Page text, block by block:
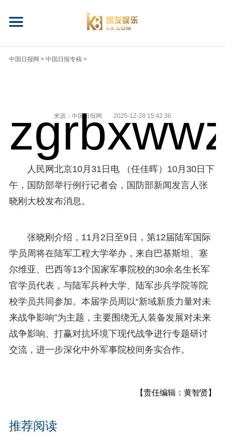
中国日报网 > 中国日报专稿 >
来源：中国日报网 2025-12-28 15:42:36
人民网北京10月31日电 （任佳晖）10月30日下
午，国防部举行例行记者会，国防部新闻发言人张
晓刚大校发布消息。
张晓刚介绍，11月2日至9日，第12届陆军国际
学员周将在陆军工程大学举办，来自巴基斯坦、塞
尔维亚、巴西等13个国家军事院校的30余名生长军
官学员代表，与陆军兵种大学、陆军步兵学院等院
校学员共同参加。本届学员周以“新域新质力量对未
来战争影响”为主题，主要围绕无人装备发展对未来
战争影响、打赢对抗环境下现代战争进行专题研讨
交流，进一步深化中外军事院校间务实合作。
【责任编辑：黄智贤】
推荐阅读